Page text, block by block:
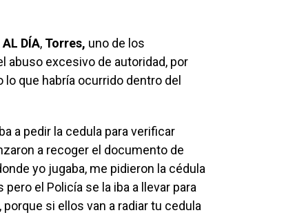
DÍA, Torres, uno de los
excesivo de autoridad, por
que habría ocurrido dentro del
a pedir la cedula para verificar
a recoger el documento de
yo jugaba, me pidieron la cédula
el Policía se la iba a llevar para
si ellos van a radiar tu cedula